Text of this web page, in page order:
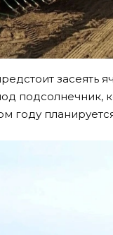
засеять
подсолнечник,
году